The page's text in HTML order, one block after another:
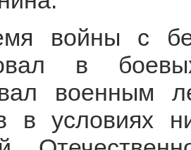
войны с
в
военным
в условиях